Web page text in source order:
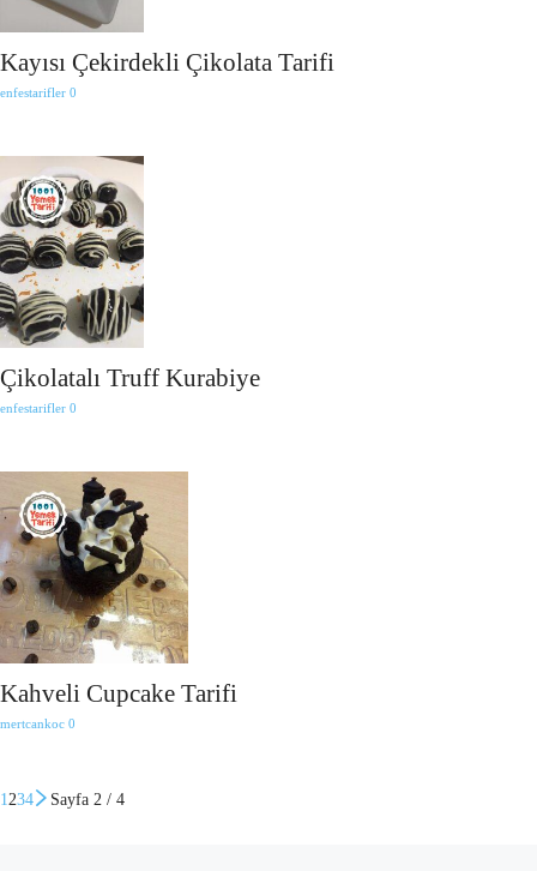
Kayısı Çekirdekli Çikolata Tarifi
enfestarifler 0
Çikolatalı Truff Kurabiye
enfestarifler 0
Kahveli Cupcake Tarifi
mertcankoc 0
1234 Sayfa 2 / 4